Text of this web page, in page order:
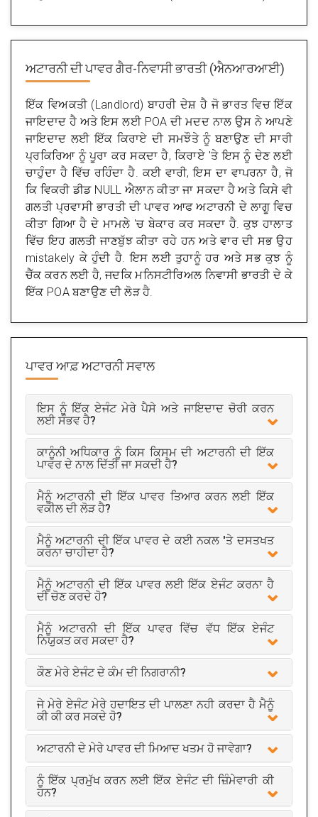
ਅਟਾਰਨੀ ਦੀ ਪਾਵਰਗੈਰ-ਨਿਵਾਸੀ ਭਾਰਤੀ (ਐਨਆਰਆਈ)
ਇੱਕ ਵਿਅਕਤੀ (Landlord) ਬਾਹਰੀ ਦੇਸ਼ ਹੈ ਜੋ ਭਾਰਤ ਵਿਚ ਇੱਕ
ਜਾਇਦਾਦ ਹੈ ਅਤੇ ਇਸ ਲਈ POA ਦੀ ਮਦਦ ਨਾਲ ਉਸ ਨੇ ਆਪਣੇ
ਜਾਇਦਾਦ ਲਈ ਇੱਕ ਕਿਰਾਏ ਦੀ ਸਮਝੌਤੇ ਨੂੰ ਬਣਾਉਣ ਦੀ ਸਾਰੀ
ਪ੍ਰਕਿਰਿਆ ਨੂੰ ਪੂਰਾ ਕਰ ਸਕਦਾ ਹੈ, ਕਿਰਾਏ 'ਤੇ ਇਸ ਨੂੰ ਦੇਣ ਲਈ
ਚਾਹੁੰਦਾ ਹੈ ਵਿੱਚ ਰਹਿੰਦਾ ਹੈ. ਕਈ ਵਾਰੀ, ਇਸ ਦਾ ਵਾਪਰਨਾ ਹੈ, ਜੋ
ਕਿ ਵਿਕਰੀ ਡੀਡ NULL ਐਲਾਨ ਕੀਤਾ ਜਾ ਸਕਦਾ ਹੈ ਅਤੇ ਕਿਸੇ ਵੀ
ਗਲਤੀ ਪ੍ਰਵਾਸੀ ਭਾਰਤੀ ਦੀ ਪਾਵਰ ਆਫ ਅਟਾਰਨੀ ਦੇ ਲਾਗੂ ਵਿਚ
ਕੀਤਾ ਗਿਆ ਹੈ ਦੇ ਮਾਮਲੇ 'ਚ ਬੇਕਾਰ ਕਰ ਸਕਦਾ ਹੈ. ਕੁਝ ਹਾਲਾਤ
ਵਿੱਚ ਇਹ ਗਲਤੀ ਜਾਣਬੁੱਝ ਕੀਤਾ ਰਹੇ ਹਨ ਅਤੇ ਵਾਰ ਦੀ ਸਭ ਉਹ
mistakely ਕੇ ਹੁੰਦੀ ਹੈ. ਇਸ ਲਈ ਤੁਹਾਨੂੰ ਹਰ ਅਤੇ ਸਭ ਕੁਝ ਨੂੰ
ਚੈੱਕ ਕਰਨ ਲਈ ਹੈ, ਜਦਕਿ ਮਨਿਸਟੀਰਿਅਲ ਨਿਵਾਸੀ ਭਾਰਤੀ ਦੇ ਕੇ
ਇੱਕ POA ਬਣਾਉਣ ਦੀ ਲੋੜ ਹੈ.
ਪਾਵਰ ਆਫ਼ ਅਟਾਰਨੀਸਵਾਲ
ਇਸ ਨੂੰ ਇੱਕ ਏਜੰਟ ਮੇਰੇ ਪੈਸੇ ਅਤੇ ਜਾਇਦਾਦ ਚੋਰੀ ਕਰਨ
ਲਈ ਸੰਭਵ ਹੈ?
ਕਾਨੂੰਨੀ ਅਧਿਕਾਰ ਨੂੰ ਕਿਸ ਕਿਸਮ ਦੀ ਅਟਾਰਨੀ ਦੀ ਇੱਕ
ਪਾਵਰ ਦੇ ਨਾਲ ਦਿੱਤੀ ਜਾ ਸਕਦੀ ਹੈ?
ਮੈਨੂੰ ਅਟਾਰਨੀ ਦੀ ਇੱਕ ਪਾਵਰ ਤਿਆਰ ਕਰਨ ਲਈ ਇੱਕ
ਵਕੀਲ ਦੀ ਲੋੜ ਹੈ?
ਮੈਨੂੰ ਅਟਾਰਨੀ ਦੀ ਇੱਕ ਪਾਵਰ ਦੇ ਕਈ ਨਕਲ 'ਤੇ ਦਸਤਖਤ
ਕਰਨਾ ਚਾਹੀਦਾ ਹੈ?
ਮੈਨੂੰ ਅਟਾਰਨੀ ਦੀ ਇੱਕ ਪਾਵਰ ਲਈ ਇੱਕ ਏਜੰਟ ਕਰਨਾ ਹੈ
ਦੀ ਚੋਣ ਕਰਦੇ ਹੋ?
ਮੈਨੂੰ ਅਟਾਰਨੀ ਦੀ ਇੱਕ ਪਾਵਰ ਵਿੱਚ ਵੱਧ ਇੱਕ ਏਜੰਟ
ਨਿਯੁਕਤ ਕਰ ਸਕਦਾ ਹੈ?
ਕੌਣ ਮੇਰੇ ਏਜੰਟ ਦੇ ਕੰਮ ਦੀ ਨਿਗਰਾਨੀ?
ਜੇ ਮੇਰੇ ਏਜੰਟ ਮੇਰੇ ਹਦਾਇਤ ਦੀ ਪਾਲਣਾ ਨਹੀ ਕਰਦਾ ਹੈ ਮੈਨੂੰ
ਕੀ ਕੀ ਕਰ ਸਕਦੇ ਹੋ?
ਅਟਾਰਨੀ ਦੇ ਮੇਰੇ ਪਾਵਰ ਦੀ ਮਿਆਦ ਖਤਮ ਹੋ ਜਾਵੇਗਾ?
ਨੂੰ ਇੱਕ ਪ੍ਰਮੁੱਖ ਕਰਨ ਲਈ ਇੱਕ ਏਜੰਟ ਦੀ ਜ਼ਿੰਮੇਵਾਰੀ ਕੀ
ਹਨ?